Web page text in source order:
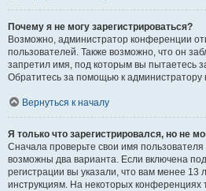
Почему я не могу зарегистрироваться?
Возможно, администратор конференции
пользователей. Также возможно, что он
запретил имя, под которым вы пытаетесь
Обратитесь за помощью к
Вернуться к началу
Я только что зарегистрировался, но не
Сначала проверьте свои имя
возможны два варианта. Если включена
регистрации вы указали, что вам менее 13
инструкциям. На некоторых конференциях